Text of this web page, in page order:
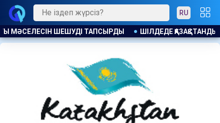
RU
104 МЫҢНАН АСТАМ БОС ЖҰМЫС ОРНЫ